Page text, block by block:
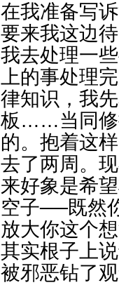
在我准备写
要来我这边
我去处理一
上的事处理
律知识，我
板……当同修
的。抱着这
去了两周。
来好象是希
空子──既然
放大你这个
其实根子上
被邪恶钻了